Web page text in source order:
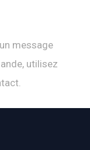
message
utilisez